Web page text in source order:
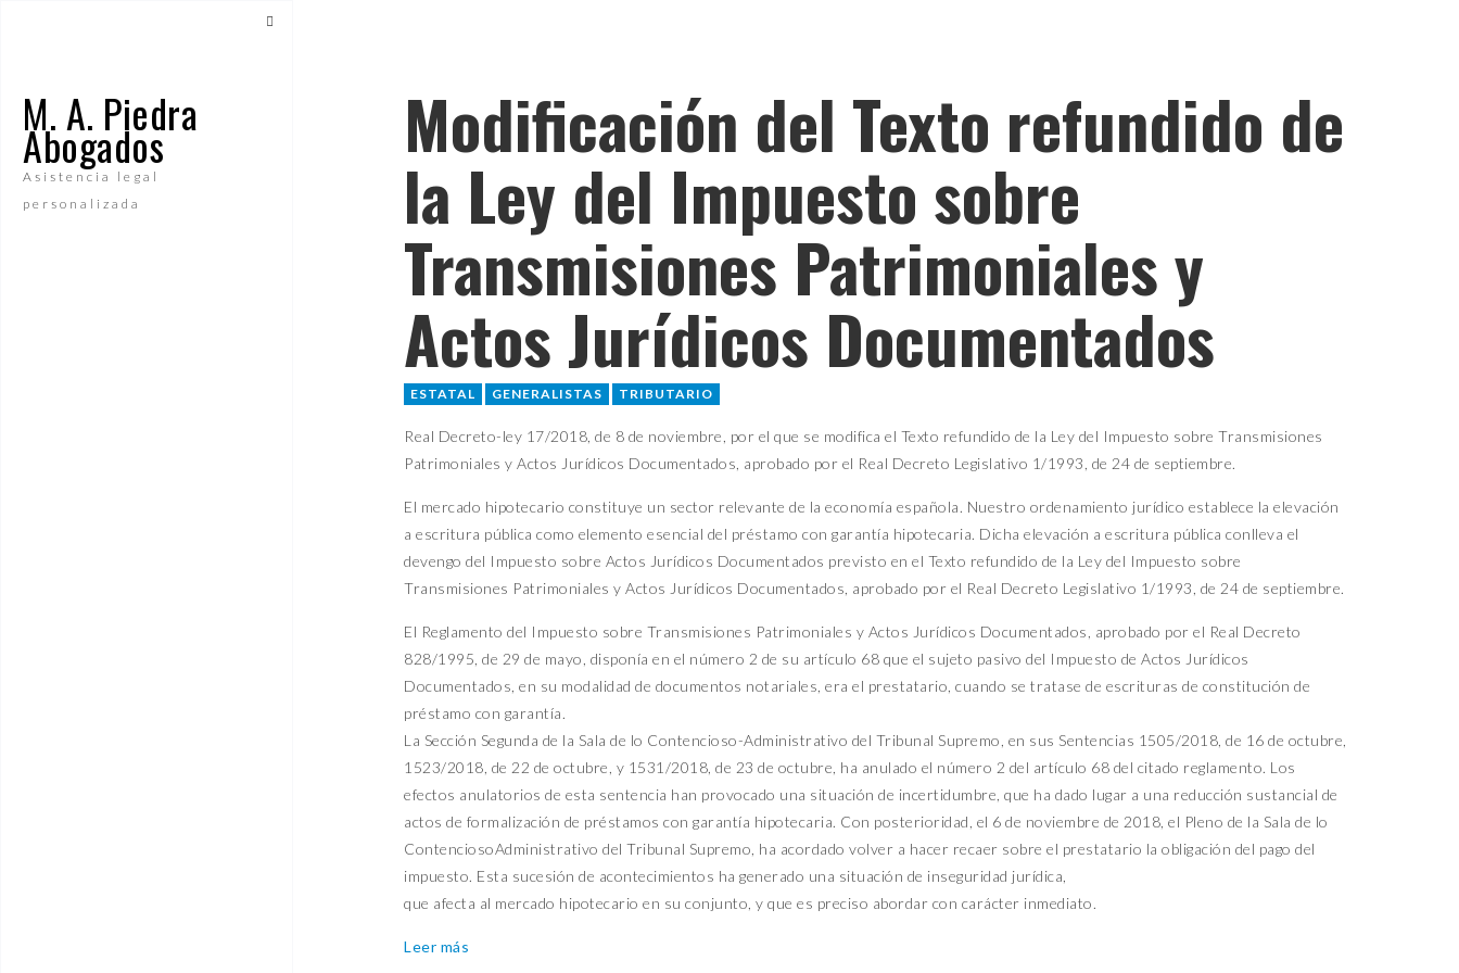
M. A. Piedra
Abogados
Asistencia legal
personalizada
Modificación del Texto refundido de
la Ley del Impuesto sobre
Transmisiones Patrimoniales y
Actos Jurídicos Documentados
ESTATAL GENERALISTAS TRIBUTARIO
Real Decreto-ley 17/2018, de 8 de noviembre, por el que se modifica el Texto refundido de la Ley del Impuesto sobre Transmisiones
Patrimoniales y Actos Jurídicos Documentados, aprobado por el Real Decreto Legislativo 1/1993, de 24 de septiembre.
El mercado hipotecario constituye un sector relevante de la economía española. Nuestro ordenamiento jurídico establece la elevación
a escritura pública como elemento esencial del préstamo con garantía hipotecaria. Dicha elevación a escritura pública conlleva el
devengo del Impuesto sobre Actos Jurídicos Documentados previsto en el Texto refundido de la Ley del Impuesto sobre
Transmisiones Patrimoniales y Actos Jurídicos Documentados, aprobado por el Real Decreto Legislativo 1/1993, de 24 de septiembre.
El Reglamento del Impuesto sobre Transmisiones Patrimoniales y Actos Jurídicos Documentados, aprobado por el Real Decreto
828/1995, de 29 de mayo, disponía en el número 2 de su artículo 68 que el sujeto pasivo del Impuesto de Actos Jurídicos
Documentados, en su modalidad de documentos notariales, era el prestatario, cuando se tratase de escrituras de constitución de
préstamo con garantía.
La Sección Segunda de la Sala de lo Contencioso-Administrativo del Tribunal Supremo, en sus Sentencias 1505/2018, de 16 de octubre,
1523/2018, de 22 de octubre, y 1531/2018, de 23 de octubre, ha anulado el número 2 del artículo 68 del citado reglamento. Los
efectos anulatorios de esta sentencia han provocado una situación de incertidumbre, que ha dado lugar a una reducción sustancial de
actos de formalización de préstamos con garantía hipotecaria. Con posterioridad, el 6 de noviembre de 2018, el Pleno de la Sala de lo
ContenciosoAdministrativo del Tribunal Supremo, ha acordado volver a hacer recaer sobre el prestatario la obligación del pago del
impuesto. Esta sucesión de acontecimientos ha generado una situación de inseguridad jurídica,
que afecta al mercado hipotecario en su conjunto, y que es preciso abordar con carácter inmediato.
Leer más